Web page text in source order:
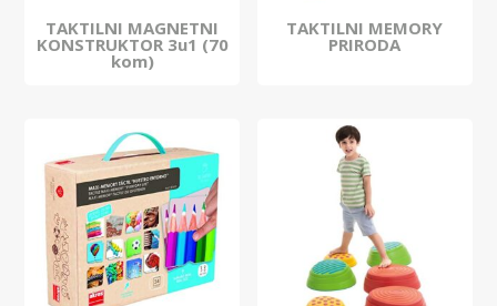
TAKTILNI MAGNETNI
KONSTRUKTOR 3u1 (70
kom)
TAKTILNI MEMORY
PRIRODA